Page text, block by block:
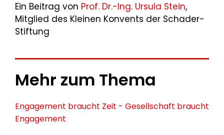
Ein Beitrag von Prof. Dr.-Ing. Ursula Stein,
Mitglied des Kleinen Konvents der Schader-
Stiftung
Mehr zum Thema
Engagement braucht Zeit - Gesellschaft braucht
Engagement